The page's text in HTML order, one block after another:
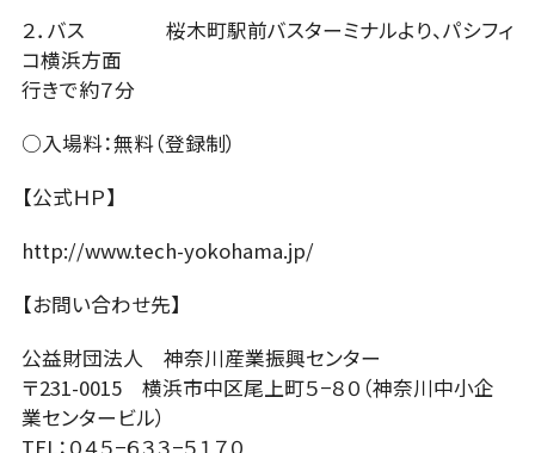
２．バス 桜木町駅前バスターミナルより、パシフィ
コ横浜方面
行きで約７分
○入場料：無料（登録制）
【公式ＨＰ】
http://www.tech-yokohama.jp/
【お問い合わせ先】
公益財団法人 神奈川産業振興センター
〒231-0015 横浜市中区尾上町５−８０（神奈川中小企
業センタービル）
TEL：０４５−６３３−５１７０